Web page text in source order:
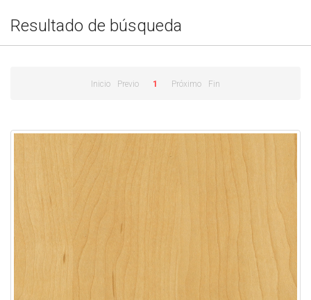
Resultado de búsqueda
Inicio Previo 1 Próximo Fin